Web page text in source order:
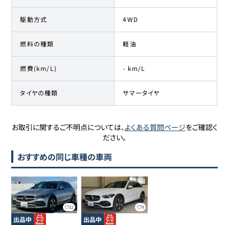
駆動方式 4WD
燃料の種類 軽油
燃費(km/L) - km/L
タイヤの種類 サマータイヤ
お取引に関するご不明点については、よくある質問ページをご確認く
ださい。
おすすめの同じ車種の車両
12
出品中
9
出品中